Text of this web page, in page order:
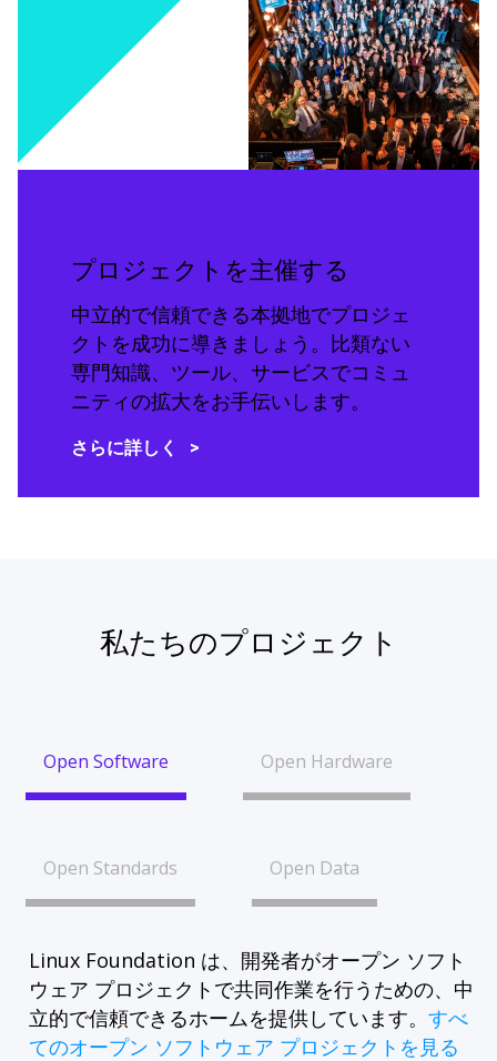
プロジェクトを主催する
中立的で信頼できる本拠地でプロジェ
クトを成功に導きましょう。比類ない
専門知識、ツール、サービスでコミュ
ニティの拡大をお手伝いします。
さらに詳しく
私たちのプロジェクト
Open Software Open Hardware
Open Standards Open Data
Linux Foundation は、開発者がオープン ソフト
ウェア プロジェクトで共同作業を行うための、中
立的で信頼できるホームを提供しています。 すべ
てのオープン ソフトウェア プロジェクトを見る